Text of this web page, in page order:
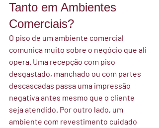
Tanto em Ambientes
Comerciais?
O piso de um ambiente comercial
comunica muito sobre o negócio que ali
opera. Uma recepção com piso
desgastado, manchado ou com partes
descascadas passa uma impressão
negativa antes mesmo que o cliente
seja atendido. Por outro lado, um
ambiente com revestimento cuidado